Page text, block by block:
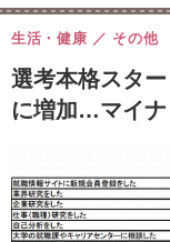
選考本格スタ
に増加…マイナ
生活・健康 その他